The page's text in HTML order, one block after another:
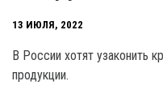
13 ИЮЛЯ, 2022
В России хотят узаконить
продукции.